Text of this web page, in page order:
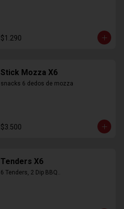
$1.290
Stick Mozza X6
snacks 6 dedos de mozza
$3.500
Tenders X6
6 Tenders, 2 Dip BBQ..